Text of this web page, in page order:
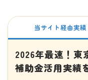
当サイト経由実績
2026年最速！東
補助金活用実績